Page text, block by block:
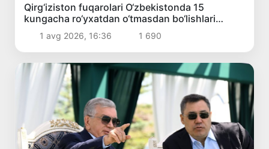
Qirg‘iziston fuqarolari O‘zbekistonda 15
kungacha ro‘yxatdan o‘tmasdan bo‘lishlari
1 avg 2026, 16:36 1 690